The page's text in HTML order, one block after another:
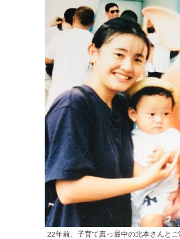
22年前、子育て真っ最中の北本さんと